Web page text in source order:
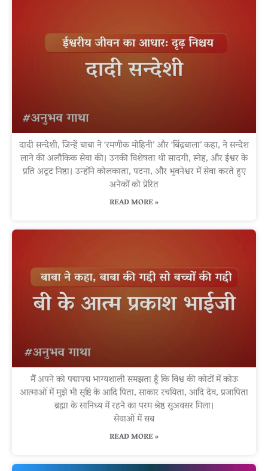
दादी सन्देशी, जिन्हें बाबा ने ‘रमणीक मोहिनी’ और ‘बिंद्रबाला’ कहा, ने सन्देश
लाने की अलौकिक सेवा की। उनकी विशेषता थी सादगी, स्नेह, और ईश्वर के
प्रति अटूट निष्ठा। उन्होंने कोलकाता, पटना, और भुवनेश्वर में सेवा करते हुए
अनेकों को प्रेरित
READ MORE »
मैं अपने को पद्मापद्म भाग्यशाली समझता हूँ कि विश्व की कोटों में कोऊ
आत्माओं में मुझे भी सृष्टि के आदि पिता, साकार रचयिता, आदि देव, प्रजापिता
ब्रह्मा के सानिध्य में रहने का परम श्रेष्ठ सुअवसर मिला।
सेवाओं में सब
READ MORE »